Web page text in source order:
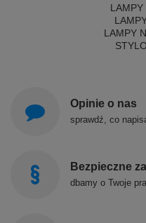
LAMPY
LAMPY
Opinie o nas
sprawdź, co
Bezpieczne
dbamy o Twoje